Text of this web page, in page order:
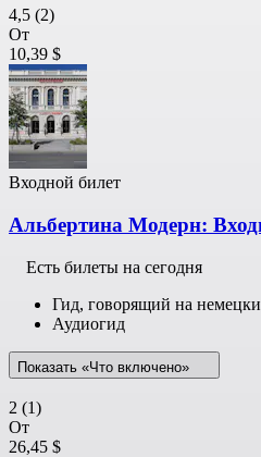
4,5 (2)
От
10,39 $
Входной билет
Альбертина Модерн:
Есть билеты на сегодня
Гид, говорящий на
Аудиогид
Показать «Что включено»
2 (1)
От
26,45 $